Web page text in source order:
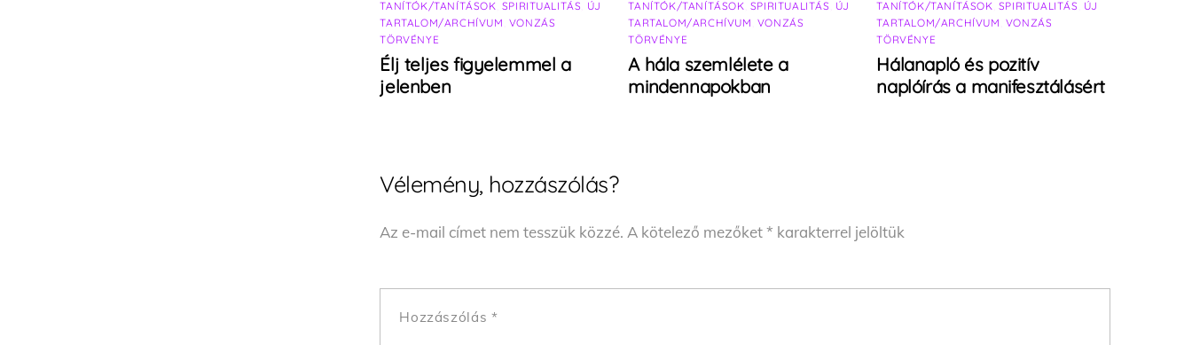
TANÍTÓK/TANÍTÁSOK SPIRITUALITÁS ÚJ
TARTALOM/ARCHÍVUM VONZÁS
TÖRVÉNYE
Élj teljes figyelemmel a
jelenben
TANÍTÓK/TANÍTÁSOK SPIRITUALITÁS ÚJ
TARTALOM/ARCHÍVUM VONZÁS
TÖRVÉNYE
A hála szemlélete a
mindennapokban
TANÍTÓK/TANÍTÁSOK SPIRITUALITÁS ÚJ
TARTALOM/ARCHÍVUM VONZÁS
TÖRVÉNYE
Hálanapló és pozitív
naplóírás a manifesztálásért
Vélemény, hozzászólás?
Az e-mail címet nem tesszük közzé. A kötelező mezőket* karakterrel jelöltük
Hozzászólás *